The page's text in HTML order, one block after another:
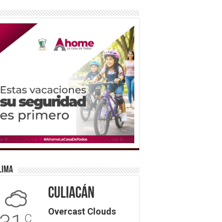
C
Culiacán
Overcast Clouds